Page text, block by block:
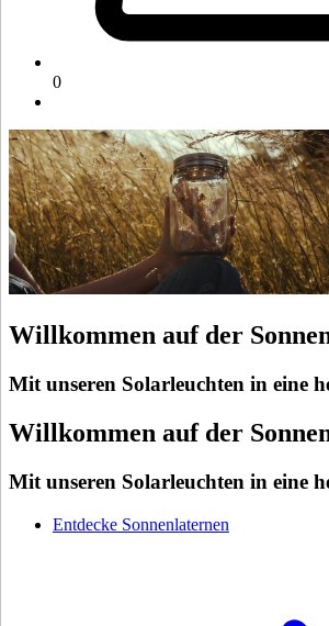
0
Willkommen auf der
Mit unseren Solarleuchten in eine
Willkommen auf der
Mit unseren Solarleuchten in eine
Entdecke Sonnenlaternen